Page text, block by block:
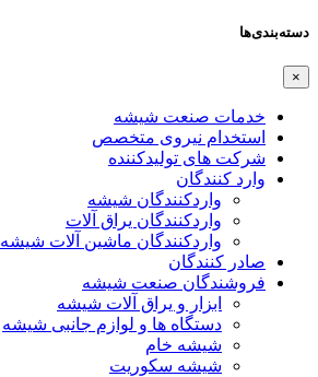
دسته‌بندی‌ها
×
خدمات صنعت شیشه
استخدام نیروی متخصص
شرکت های تولیدکننده
وارد کنندگان
واردکنندگان شیشه
واردکنندگان یراق آلات
واردکنندگان ماشین آلات شیشه
صادر کنندگان
فروشندگان صنعت شیشه
ابزار و یراق آلات شیشه
دستگاه ها و لوازم جانبی شیشه
شیشه خام
شیشه سکوریت